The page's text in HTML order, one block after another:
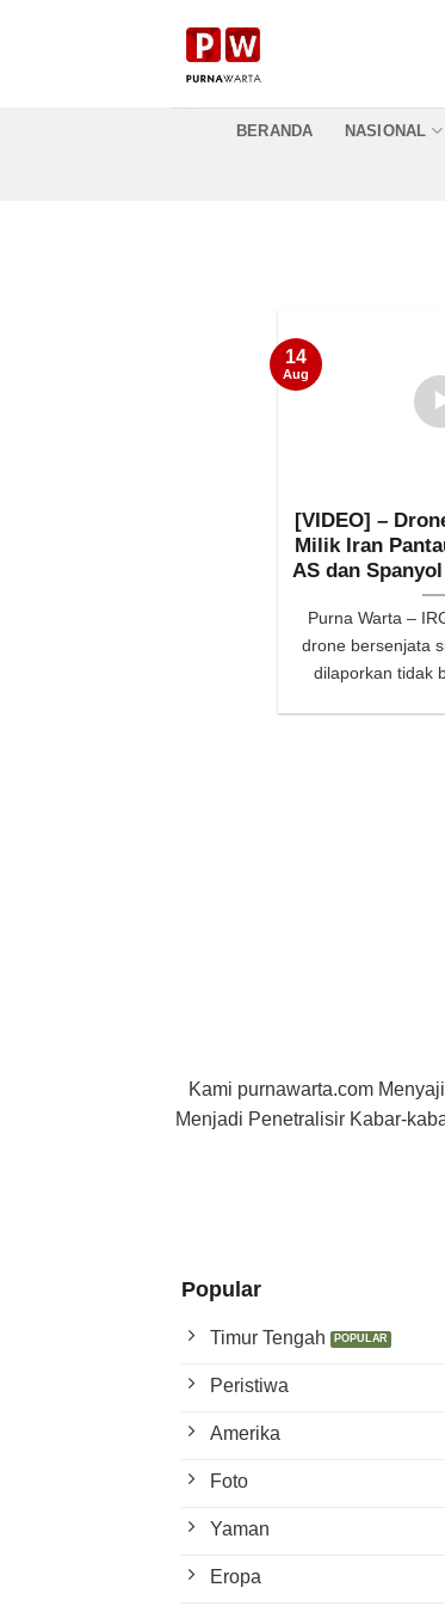
BERANDA NASIONAL
[VIDEO] –
Milik Iran
AS dan
Purna Warta –
drone bersenjata
dilaporkan tidak
14
Aug
Kami purnawarta.com
Menjadi Penetralisir Kabar-
Popular
Timur Tengah
Peristiwa
Amerika
Foto
Yaman
Eropa